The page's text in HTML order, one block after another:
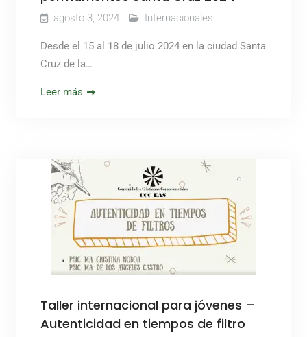
agosto 3, 2024 Internacionales
Desde el 15 al 18 de julio 2024 en la ciudad Santa
Cruz de la…
Leer más
Taller internacional para jóvenes –
Autenticidad en tiempos de filtro